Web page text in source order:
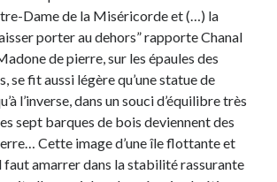
Dame de la Miséricorde et (…) la
porter au dehors” rapporte Chanal
de pierre, sur les épaules des
se fit aussi légère qu’une statue de
l’inverse, dans un souci d’équilibre très
sept barques de bois deviennent des
Cette image d’une île flottante et
faut amarrer dans la stabilité rassurante